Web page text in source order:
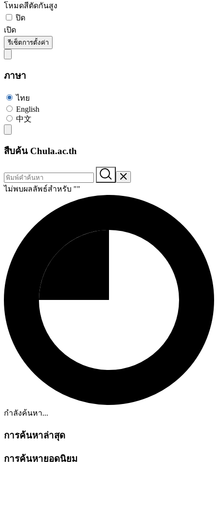
โหมดสีตัดกันสูง
ปิด
เปิด
รีเซ็ตการตั้งค่า
ภาษา
ไทย
English
中文
สืบค้น Chula.ac.th
ไม่พบผลลัพธ์สำหรับ ""
กำลังค้นหา...
การค้นหาล่าสุด
การค้นหายอดนิยม